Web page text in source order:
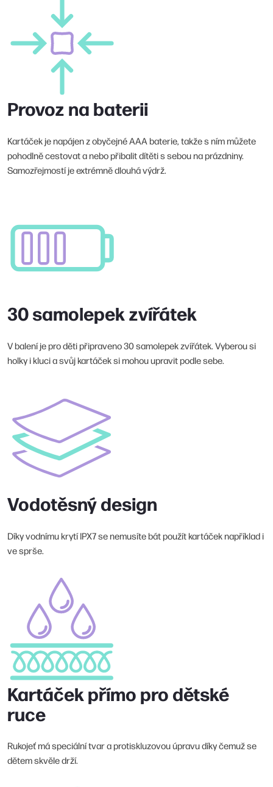
Provoz na baterii
Kartáček je napájen z obyčejné AAA baterie, takže s ním můžete
pohodlně cestovat a nebo přibalit dítěti s sebou na prázdniny.
Samozřejmostí je extrémně dlouhá výdrž.
30 samolepek zvířátek
V balení je pro děti připraveno 30 samolepek zvířátek. Vyberou si
holky i kluci a svůj kartáček si mohou upravit podle sebe.
Vodotěsný design
Díky vodnímu krytí IPX7 se nemusíte bát použít kartáček například i
ve sprše.
Kartáček přímo pro dětské
ruce
Rukojeť má speciální tvar a protiskluzovou úpravu díky čemuž se
dětem skvěle drží.